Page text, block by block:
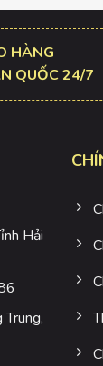
HÀNG
QUỐC 24/7
Hải